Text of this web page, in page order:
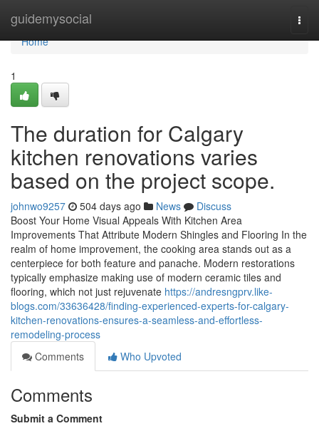
guidemysocial
Home
Home
1
The duration for Calgary
kitchen renovations varies
based on the project scope.
johnwo9257 504 days ago News
Discuss
Boost Your Home Visual Appeals With Kitchen Area
Improvements That Attribute Modern Shingles and Flooring In the
realm of home improvement, the cooking area stands out as a
centerpiece for both feature and panache. Modern restorations
typically emphasize making use of modern ceramic tiles and
flooring, which not just rejuvenate https://andresngprv.like-
blogs.com/33636428/finding-experienced-experts-for-calgary-
kitchen-renovations-ensures-a-seamless-and-effortless-
remodeling-process
Comments
Who Upvoted
Comments
Submit a Comment